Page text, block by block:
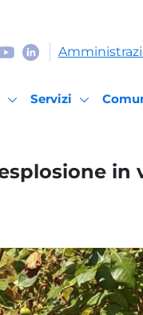
Servizi